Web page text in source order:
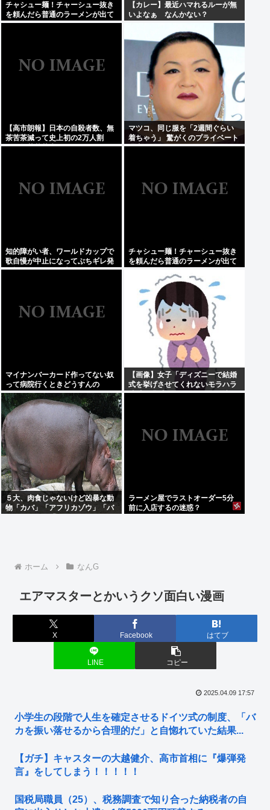
チャシュー麺！チャーシュー抜き
を頼んだら普通のラーメンが出て
きたんだが、これっておかしくね
【カレー】最近ハマれるルーが無
いよなぁ なんかない？
【高市朗報】日本の自殺者数、無
茶苦茶減って史上初の2万人割
れ。無茶苦茶生きやすい国になっ
マツコ、同じ服を「2週間ぐらい
着ちゃう」 驚がくのプライベート
理由を激白
知的障がい者、ワールドカップで
歌自慢が中止になってぶちギレ発
狂親を殴りまくり大暴れwww
チャシュー麺！チャーシュー抜き
を頼んだら普通のラーメンが出て
マイナンバーカード作ってない奴
って病院行くときどうすんの
【画像】女子「ディズニーで結婚
式を挙げさせてくれないモラハラ
彼氏。過呼吸になりました。涙が
５大、肉食じゃないけど凶暴な動
物「カバ」「アフリカゾウ」「バ
ラーメン屋でラストオーダー5分
前に入店するの迷惑？
ホーム なんG
エアマスターとかいうクソ面白い漫画
X Facebook はてブ
LINE コピー
2025.04.09 17:57
小学生の段階で人生を確定させるドイツ式の制度、「バ
カを振い落せるから合理的だ」と自惚れていた結果...
【ガチ】キャスターの大越健介、高市首相に『爆弾発
言』をしてしまう！！！！！
国税局職員（25）、税務調査で知り合った納税者の自